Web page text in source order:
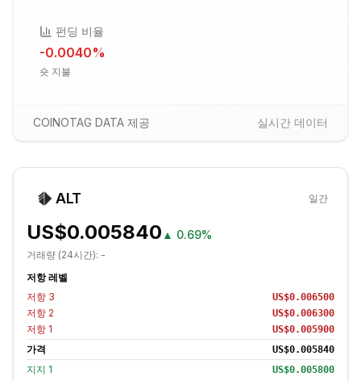
펀딩 비율
-0.0040%
숏 지불
COINOTAG DATA 제공 실시간 데이터
ALT 일간
US$0.005840 ▲ 0.69%
거래량 (24시간): -
저항 레벨
저항 3 US$0.006500
저항 2 US$0.006300
저항 1 US$0.005900
가격 US$0.005840
지지 1 US$0.005800